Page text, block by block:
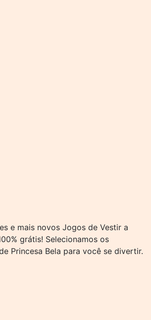
e mais novos Jogos de Vestir a
grátis! Selecionamos os
Princesa Bela para você se divertir.